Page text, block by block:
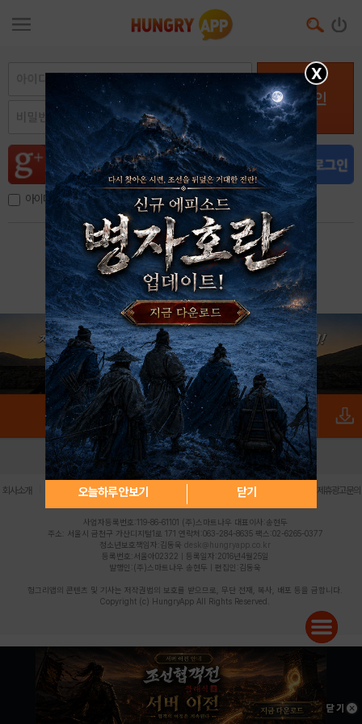
로그인
아이디, 이메일 저장
아이디 / 비밀번호 찾기 회원가입
X
오늘하루 안보기 닫기
로그인 PC버전 전체앱
회사소개 | 개인정보 처리방침 불법촬영물 신고센터 제휴광고문의
사업자등록번호:119-86-61101 (주)스마트나우 대표이사:송현두
주소: 서울시 금천구 가산디지털1로 171 연락처:063-284-8635 팩스:02-6265-0377
청소년보호책임자:김동욱 desk@hungryapp.co.kr
등록번호:서울아02322 | 등록일자:2016년4월25일
발행인:(주)스마트나우 송현두 | 편집인:김동욱
헝그리앱의 콘텐츠 및 기사는 저작권법의 보호를 받으므로, 무단 전재, 복사, 배포 등을 금합니다.
Copyright (c) HungryApp All Rights Reserved.